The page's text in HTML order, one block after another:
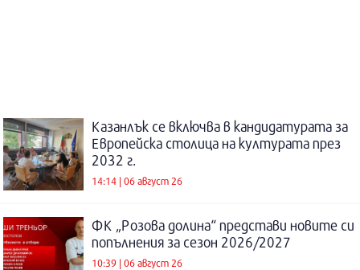
Казанлък се включва в кандидатурата за
Европейска столица на културата през
2032 г.
14:14 | 06 август 26
ФК „Розова долина“ представи новите си
попълнения за сезон 2026/2027
10:39 | 06 август 26